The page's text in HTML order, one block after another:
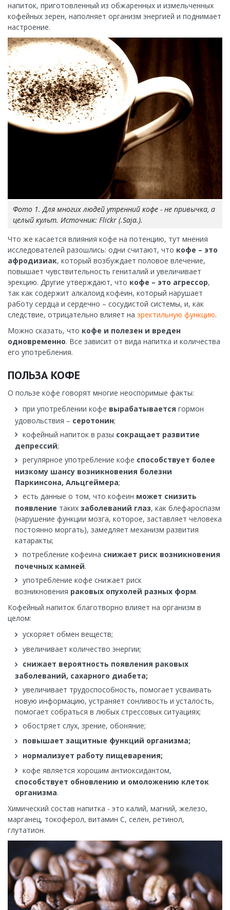
напиток, приготовленный из обжаренных и измельченных
кофейных зерен, наполняет организм энергией и поднимает
настроение.
Фото 1. Для многих людей утренний кофе - не привычка, а
целый культ. Источник: Flickr (.Saja.).
Что же касается влияния кофе на потенцию, тут мнения
исследователей разошлись: одни считают, что кофе – это
афродизиак, который возбуждает половое влечение,
повышает чувствительность гениталий и увеличивает
эрекцию. Другие утверждают, что кофе – это агрессор,
так как содержит алкалоид кофеин, который нарушает
работу сердца и сердечно – сосудистой системы, и, как
следствие, отрицательно влияет на эректильную функцию.
Можно сказать, что кофе и полезен и вреден
одновременно. Все зависит от вида напитка и количества
его употребления.
ПОЛЬЗА КОФЕ
О пользе кофе говорят многие неоспоримые факты:
при употреблении кофе вырабатывается гормон
удовольствия – серотонин;
кофейный напиток в разы сокращает развитие
депрессий;
регулярное употребление кофе способствует более
низкому шансу возникновения болезни
Паркинсона, Альцгеймера;
есть данные о том, что кофеин может снизить
появление таких заболеваний глаз, как блефароспазм
(нарушение функции мозга, которое, заставляет человека
постоянно моргать), замедляет механизм развития
катаракты;
потребление кофеина снижает риск возникновения
почечных камней.
употребление кофе снижает риск
возникновения раковых опухолей разных форм.
Кофейный напиток благотворно влияет на организм в
целом:
ускоряет обмен веществ;
увеличивает количество энергии;
снижает вероятность появления раковых
заболеваний, сахарного диабета;
увеличивает трудоспособность, помогает усваивать
новую информацию, устраняет сонливость и усталость,
помогает собраться в любых стрессовых ситуациях;
обостряет слух, зрение, обоняние;
повышает защитные функций организма;
нормализует работу пищеварения;
кофе является хорошим антиоксидантом,
способствует обновлению и омоложению клеток
организма.
Химический состав напитка - это калий, магний, железо,
марганец, токоферол, витамин С, селен, ретинол,
глутатион.